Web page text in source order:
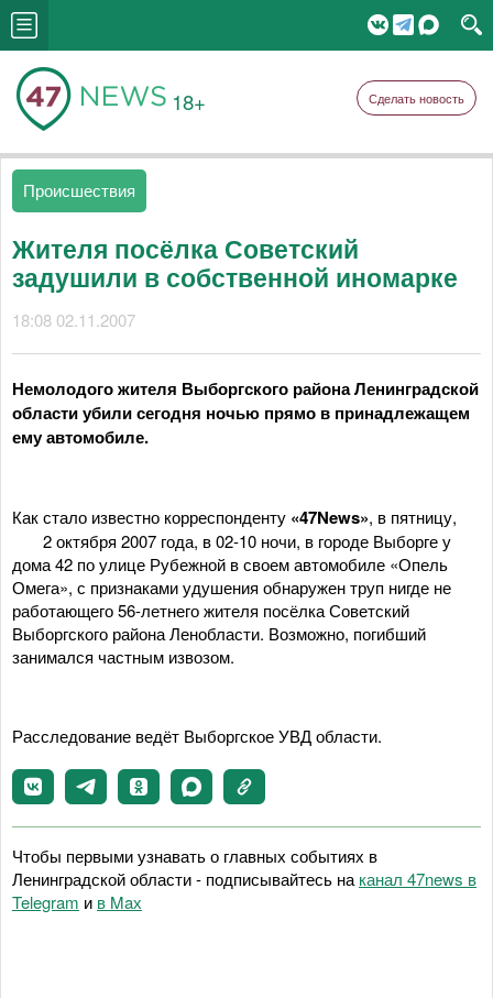
18+ Сделать новость
Происшествия
Жителя посёлка Советский
задушили в собственной иномарке
18:08 02.11.2007
Немолодого жителя Выборгского района Ленинградской
области убили сегодня ночью прямо в принадлежащем
ему автомобиле.
Как стало известно корреспонденту «47News», в пятницу,
2 октября 2007 года, в 02-10 ночи, в городе Выборге у
дома 42 по улице Рубежной в своем автомобиле «Опель
Омега», с признаками удушения обнаружен труп нигде не
работающего 56-летнего жителя посёлка Советский
Выборгского района Ленобласти. Возможно, погибший
занимался частным извозом.
Расследование ведёт Выборгское УВД области.
Чтобы первыми узнавать о главных событиях в
Ленинградской области - подписывайтесь на канал 47news в
Telegram и в Maх